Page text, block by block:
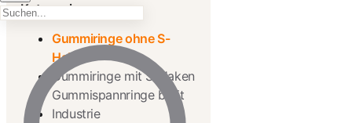
Kategorien
Gummiringe ohne S-
Haken
Gummiringe mit S-Haken
Gummispannringe breit
IndustrieGummispannring 8mm Ø -